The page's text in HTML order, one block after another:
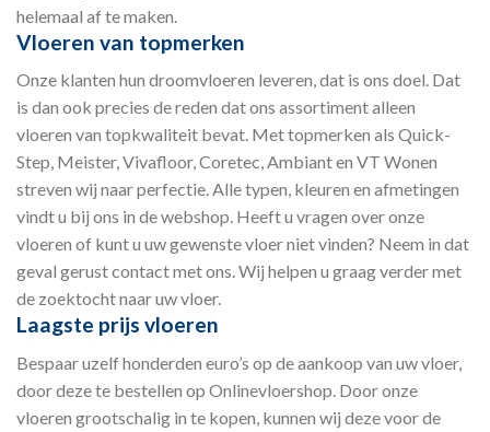
helemaal af te maken.
Vloeren van topmerken
Onze klanten hun droomvloeren leveren, dat is ons doel. Dat
is dan ook precies de reden dat ons assortiment alleen
vloeren van topkwaliteit bevat. Met topmerken als Quick-
Step, Meister, Vivafloor, Coretec, Ambiant en VT Wonen
streven wij naar perfectie. Alle typen, kleuren en afmetingen
vindt u bij ons in de webshop. Heeft u vragen over onze
vloeren of kunt u uw gewenste vloer niet vinden? Neem in dat
geval gerust contact met ons. Wij helpen u graag verder met
de zoektocht naar uw vloer.
Laagste prijs vloeren
Bespaar uzelf honderden euro’s op de aankoop van uw vloer,
door deze te bestellen op Onlinevloershop. Door onze
vloeren grootschalig in te kopen, kunnen wij deze voor de